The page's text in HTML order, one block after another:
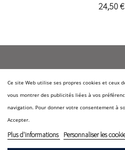
24,50 €
Qui sommes-nous?
Nos marques
Marques
Ce site Web utilise ses propres cookies et ceux
vous montrer des publicités liées à vos
navigation. Pour donner votre consentement à
Accepter.
Plus d'informations Personnaliser les